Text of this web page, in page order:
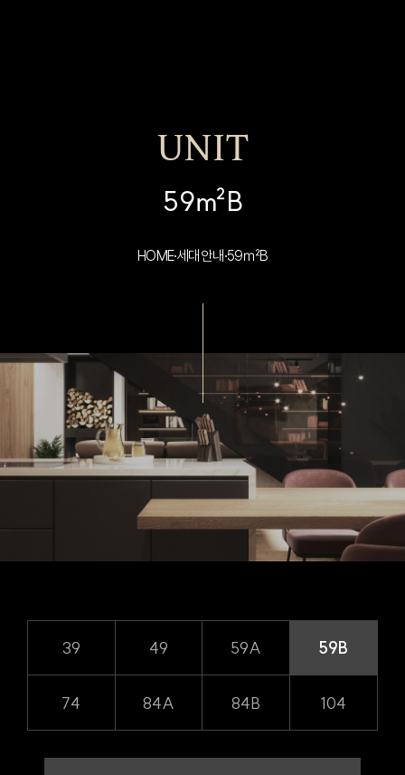
UNIT
59㎡B
HOME세대안내59㎡B
39 49 59A 59B
74 84A 84B 104